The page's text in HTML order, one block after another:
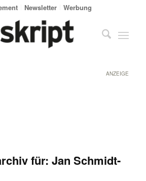
Newsletter Werbung
ANZEIGE
für: Jan Schmidt-